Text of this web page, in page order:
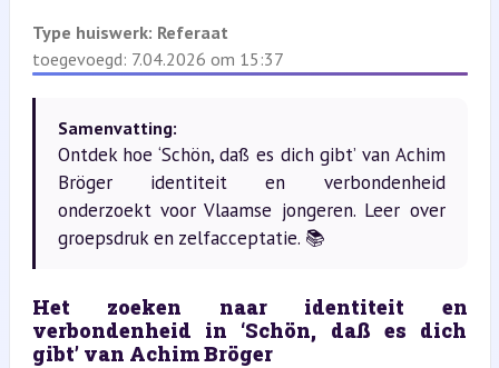
Type huiswerk: Referaat
toegevoegd: 7.04.2026 om 15:37
Samenvatting:
Ontdek hoe ‘Schön, daß es dich gibt’ van Achim
Bröger identiteit en verbondenheid
onderzoekt voor Vlaamse jongeren. Leer over
groepsdruk en zelfacceptatie. 📚
Het zoeken naar identiteit en
verbondenheid in ‘Schön, daß es dich
gibt’ van Achim Bröger